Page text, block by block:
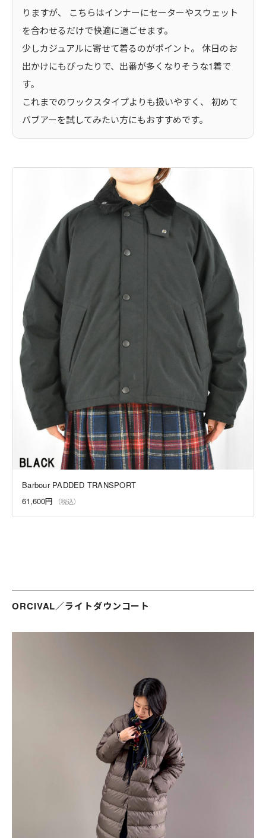
りますが、 こちらはインナーにセーターやスウェット
を合わせるだけで快適に過ごせます。
少しカジュアルに寄せて着るのがポイント。 休日のお
出かけにもぴったりで、出番が多くなりそうな1着で
す。
これまでのワックスタイプよりも扱いやすく、 初めて
バブアーを試してみたい方にもおすすめです。
Barbour PADDED TRANSPORT
61,600円
ORCIVAL／ライトダウンコート